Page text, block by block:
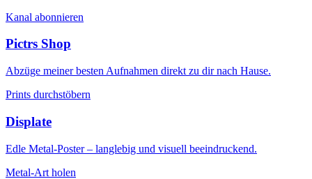
Kanal abonnieren
Pictrs Shop
Abzüge meiner besten Aufnahmen direkt zu dir nach Hause.
Prints durchstöbern
Displate
Edle Metal-Poster – langlebig und visuell beeindruckend.
Metal-Art holen